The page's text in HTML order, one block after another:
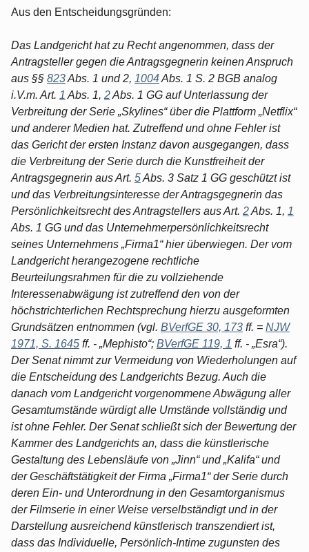
Aus den Entscheidungsgründen:
Das Landgericht hat zu Recht angenommen, dass der
Antragsteller gegen die Antragsgegnerin keinen Anspruch
aus §§ 823Abs. 1 und 2, 1004Abs. 1 S. 2 BGB analog
i.V.m. Art. 1 Abs. 1, 2Abs. 1 GG auf Unterlassung der
Verbreitung der Serie „Skylines“ über die Plattform „Netflix“
und anderer Medien hat. Zutreffend und ohne Fehler ist
das Gericht der ersten Instanz davon ausgegangen, dass
die Verbreitung der Serie durch die Kunstfreiheit der
Antragsgegnerin aus Art. 5Abs. 3 Satz 1 GG geschützt ist
und das Verbreitungsinteresse der Antragsgegnerin das
Persönlichkeitsrecht des Antragstellers aus Art. 2Abs. 1, 1
Abs. 1 GG und das Unternehmerpersönlichkeitsrecht
seines Unternehmens „Firma1“ hier überwiegen. Der vom
Landgericht herangezogene rechtliche
Beurteilungsrahmen für die zu vollziehende
Interessenabwägung ist zutreffend den von der
höchstrichterlichen Rechtsprechung hierzu ausgeformten
Grundsätzen entnommen (vgl. BVerfGE 30, 173 ff. = NJW
1971, S. 1645 ff. - „Mephisto“; BVerfGE 119, 1 ff. - „Esra“).
Der Senat nimmt zur Vermeidung von Wiederholungen auf
die Entscheidung des Landgerichts Bezug. Auch die
danach vom Landgericht vorgenommene Abwägung aller
Gesamtumstände würdigt alle Umstände vollständig und
ist ohne Fehler. Der Senat schließt sich der Bewertung der
Kammer des Landgerichts an, dass die künstlerische
Gestaltung des Lebensläufe von „Jinn“ und „Kalifa“ und
der Geschäftstätigkeit der Firma „Firma1“ der Serie durch
deren Ein- und Unterordnung in den Gesamtorganismus
der Filmserie in einer Weise verselbständigt und in der
Darstellung ausreichend künstlerisch transzendiert ist,
dass das Individuelle, Persönlich-Intime zugunsten des